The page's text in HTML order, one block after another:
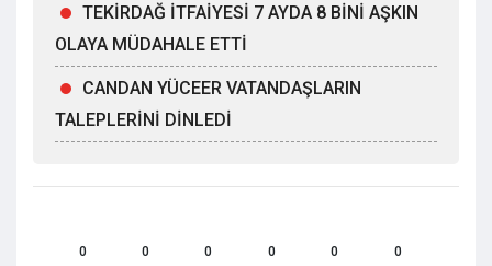
TEKİRDAĞ İTFAİYESİ 7 AYDA 8 BİNİ AŞKIN
OLAYA MÜDAHALE ETTİ
CANDAN YÜCEER VATANDAŞLARIN
TALEPLERİNİ DİNLEDİ
0 0 0 0 0 0